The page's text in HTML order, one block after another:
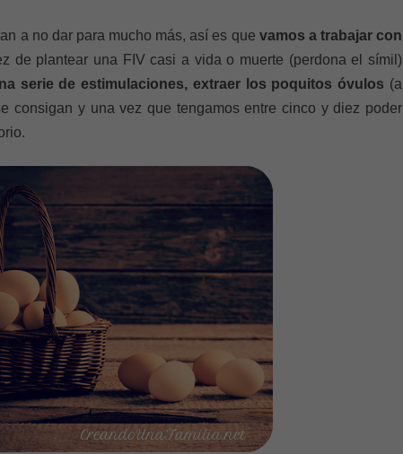
a no dar para mucho más, así es que vamos a trabajar con
de plantear una FIV casi a vida o muerte (perdona el símil)
serie de estimulaciones, extraer los poquitos óvulos (a
consigan y una vez que tengamos entre cinco y diez poder